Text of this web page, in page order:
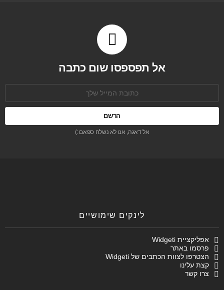
אל תפספסו שום כתבה
אל דאגה, אנו לא נשלח ספאם :)
לינקים שימושיים
אפליקציית Widgeti
פרסמו באתר
הצטרפו לצוות הכתבים של Widgeti
קצת עלינו
צרו קשר